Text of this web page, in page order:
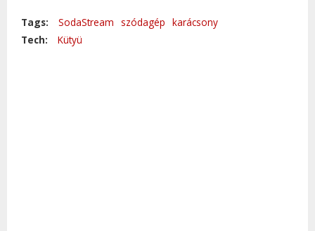
Tags: SodaStream szódagép karácsony
Tech:
Kütyü